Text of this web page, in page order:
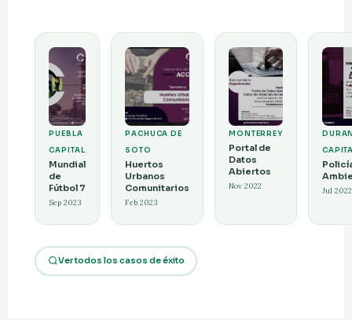
PUEBLA
CAPITAL
Mundial
de
Fútbol 7
Sep 2023
PACHUCA DE
SOTO
Huertos
Urbanos
Comunitarios
Feb 2023
MONTERREY
Portal de
Datos
Abiertos
Nov 2022 Jul 2022
Ver todos los casos de éxito